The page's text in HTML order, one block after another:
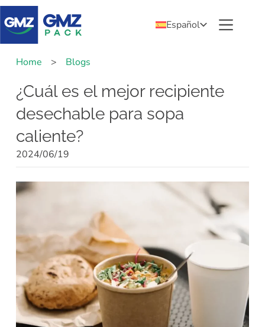
Español
Home > Blogs
¿Cuál es el mejor recipiente
desechable para sopa
caliente?
2024/06/19